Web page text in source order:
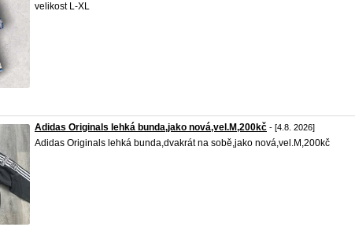
velikost L-XL
Adidas Originals lehká bunda,jako nová,vel.M,200kč - [4.8. 2026]
Adidas Originals lehká bunda,dvakrát na sobě,jako nová,vel.M,200kč